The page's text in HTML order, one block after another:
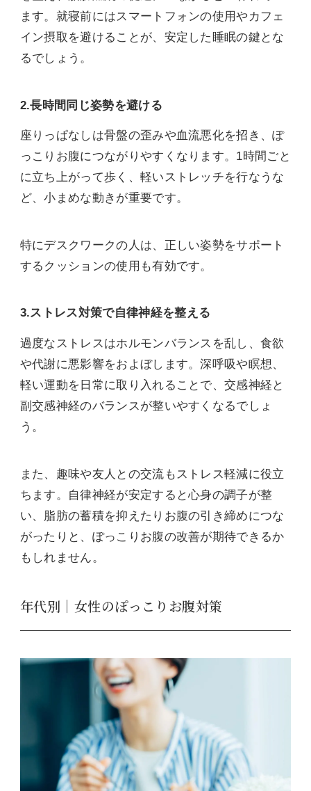
ます。就寝前にはスマートフォンの使用やカフェ
イン摂取を避けることが、安定した睡眠の鍵とな
るでしょう。
2.長時間同じ姿勢を避ける
座りっぱなしは骨盤の歪みや血流悪化を招き、ぽ
っこりお腹につながりやすくなります。1時間ごと
に立ち上がって歩く、軽いストレッチを行なうな
ど、小まめな動きが重要です。
特にデスクワークの人は、正しい姿勢をサポート
するクッションの使用も有効です。
3.ストレス対策で自律神経を整える
過度なストレスはホルモンバランスを乱し、食欲
や代謝に悪影響をおよぼします。深呼吸や瞑想、
軽い運動を日常に取り入れることで、交感神経と
副交感神経のバランスが整いやすくなるでしょ
う。
また、趣味や友人との交流もストレス軽減に役立
ちます。自律神経が安定すると心身の調子が整
い、脂肪の蓄積を抑えたりお腹の引き締めにつな
がったりと、ぽっこりお腹の改善が期待できるか
もしれません。
年代別｜女性のぽっこりお腹対策